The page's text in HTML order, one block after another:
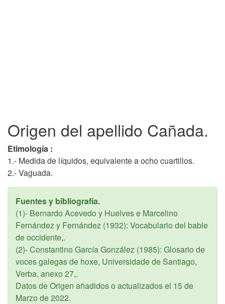
Origen del apellido Cañada.
Etimología :
1.- Medida de líquidos, equivalente a ocho cuartillos.
2.- Vaguada.
Fuentes y bibliografía.
(1)- Bernardo Acevedo y Huelves e Marcelino
Fernández y Fernández (1932): Vocabulario del bable
de occidente,.
(2)- Constantino García González (1985): Glosario de
voces galegas de hoxe, Universidade de Santiago,
Verba, anexo 27,.
Datos de Origen añadidos o actualizados el 15 de
Marzo de 2022.